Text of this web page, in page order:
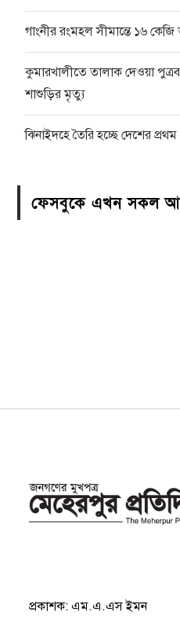
গাংনীর রংমহল সীমান্তে ১৬ কেজি
কুমারখালীতে তালাক দেওয়া
শাশুড়ির মৃত্যু
ঝিনাইদহে তৈরি হচ্ছে দেশের
ফেসবুকে এখন সকল
প্রকাশক: এম.এ.এস ইমন